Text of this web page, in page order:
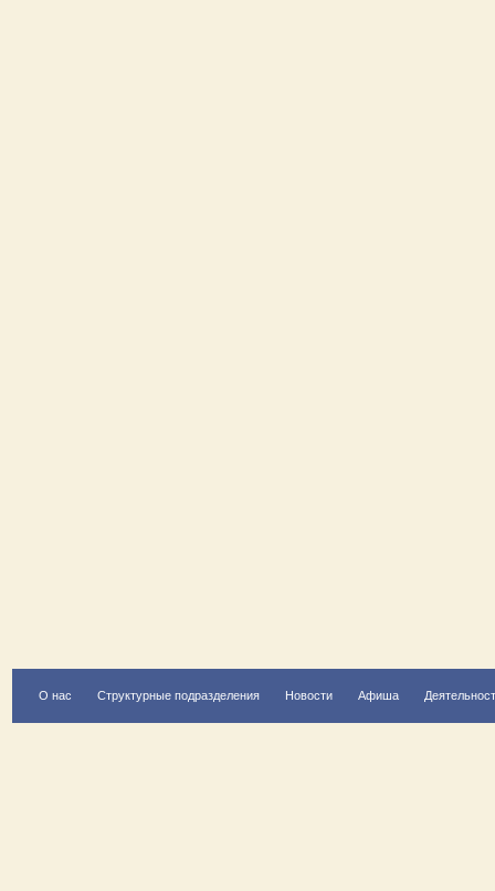
О нас Структурные подразделения Новости Афиша